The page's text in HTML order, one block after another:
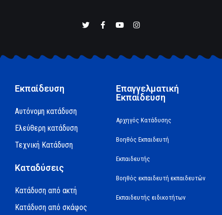
Εκπαίδευση
Αυτόνομη κατάδυση
Ελεύθερη κατάδυση
Τεχνική Κατάδυση
Καταδύσεις
Κατάδυση από ακτή
Κατάδυση από σκάφος
Επαγγελματική
Εκπαίδευση
Αρχηγός Κατάδυσης
Βοηθός Εκπαιδευτή
Εκπαιδευτής
Βοηθός εκπαιδευτή εκπαιδευτών
Εκπαιδευτής ειδικοτήτων